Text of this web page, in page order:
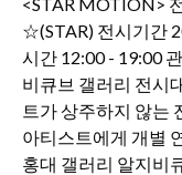
홍대 갤러리 알지비